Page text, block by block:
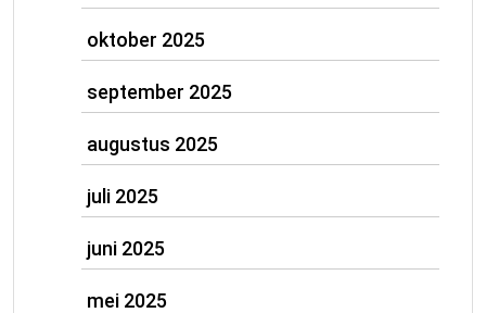
oktober 2025
september 2025
augustus 2025
juli 2025
juni 2025
mei 2025